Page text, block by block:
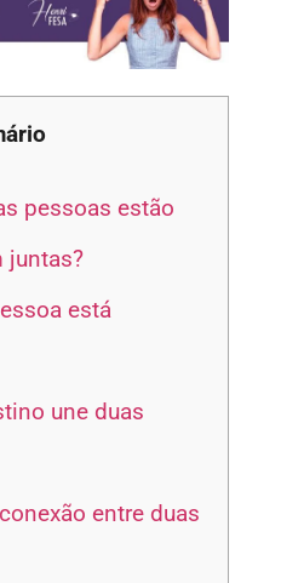
pessoas estão
juntas?
está
une duas
entre duas